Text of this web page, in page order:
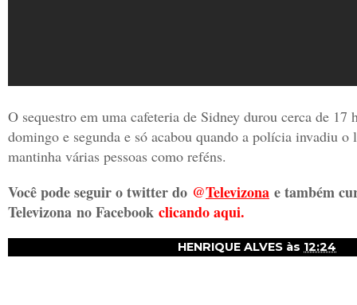
O sequestro em uma cafeteria de Sidney durou cerca de 17
domingo e segunda e só acabou quando a polícia invadiu
mantinha várias pessoas como reféns.
Você pode seguir o twitter do @Televizona e também
Televizona no Facebook clicando aqui.
HENRIQUE ALVES às 12:24